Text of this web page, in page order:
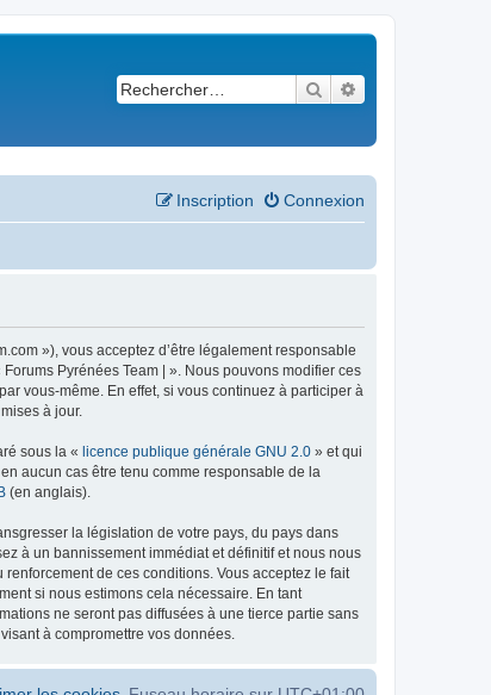
Rechercher
Connexion
Inscription
»), vous acceptez d’être légalement responsable
Pyrénées Team | ». Nous pouvons modifier ces
vous-même. En effet, si vous continuez à participer à
à jour.
sous la « licence publique générale GNU 2.0 » et qui
aucun cas être tenu comme responsable de la
(en anglais).
la législation de votre pays, du pays dans
à un bannissement immédiat et définitif et nous nous
renforcement de ces conditions. Vous acceptez le fait
si nous estimons cela nécessaire. En tant
ne seront pas diffusées à une tierce partie sans
à compromettre vos données.